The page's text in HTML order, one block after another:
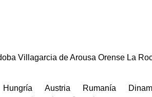
Villagarcia de Arousa Orense La
Hungría Austria Rumanía